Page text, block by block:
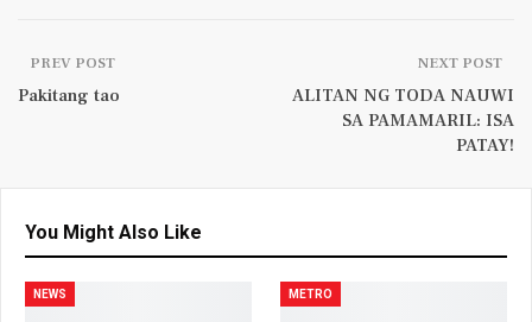
PREV POST
Pakitang tao
NEXT POST
ALITAN NG TODA NAUWI
SA PAMAMARIL: ISA
PATAY!
You Might Also Like
NEWS METRO